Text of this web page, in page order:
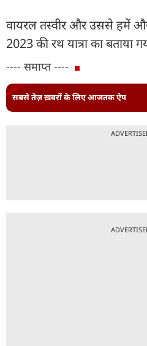
वायरल तस्वीर और उससे हमें
2023 की रथ यात्रा का बताया
---- समाप्त ----
सबसे तेज़ ख़बरों के लिए आजतक ऐप